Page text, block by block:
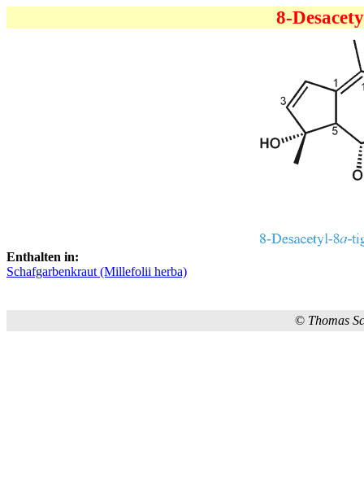
8-
Enthalten in:
Schafgarbenkraut (Millefolii herba)
© Thomas